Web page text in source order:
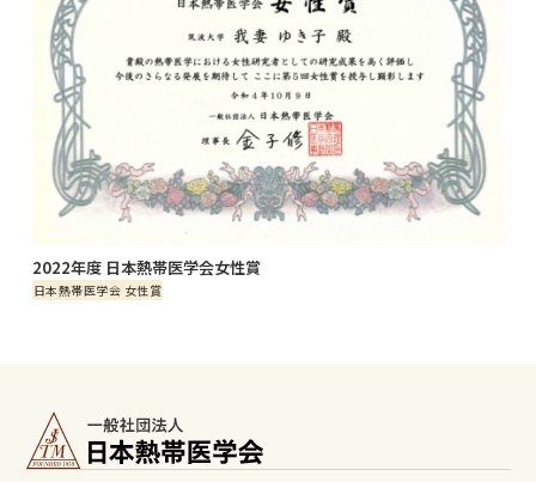
2022年度 日本熱帯医学会女性賞
日本熱帯医学会 女性賞